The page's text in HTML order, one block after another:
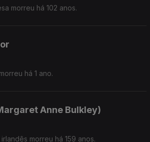
morreu há 102 anos.
há 1 ano.
Anne Bulkley)
morreu há 159 anos.